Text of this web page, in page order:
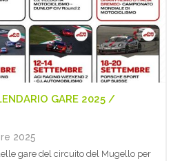
GARE 2025 /
2025
gare del circuito del Mugello per